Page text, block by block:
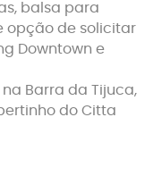
balsa para
opção de solicitar
Downtown e
na Barra da Tijuca,
do Citta